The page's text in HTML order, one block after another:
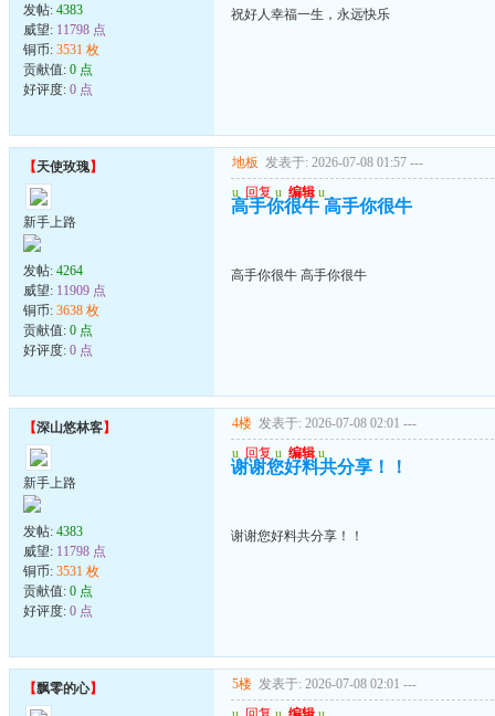
发帖: 4383
威望: 11798 点
铜币: 3531 枚
贡献值: 0 点
好评度: 0 点
祝好人幸福一生，永远快乐
【天使玫瑰】
新手上路
发帖: 4264
威望: 11909 点
铜币: 3638 枚
贡献值: 0 点
好评度: 0 点
地板 发表于: 2026-07-08 01:57 ---
u 回复 u 编辑 u
高手你很牛 高手你很牛
高手你很牛 高手你很牛
【深山悠林客】
新手上路
发帖: 4383
威望: 11798 点
铜币: 3531 枚
贡献值: 0 点
好评度: 0 点
4楼 发表于: 2026-07-08 02:01 ---
u 回复 u 编辑 u
谢谢您好料共分享！！
谢谢您好料共分享！！
【飘零的心】 5楼 发表于: 2026-07-08 02:01 ---